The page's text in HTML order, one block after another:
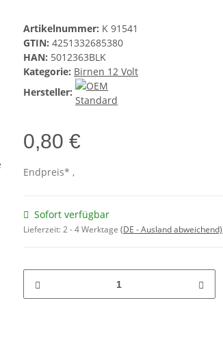
Artikelnummer: K 91541
GTIN: 4251332685380
HAN: 5012363BLK
Kategorie: Birnen 12 Volt
Hersteller:
0,80 €
Endpreis* ,
Sofort verfügbar
Lieferzeit:2 - 4 Werktage (DE - Ausland abweichend)